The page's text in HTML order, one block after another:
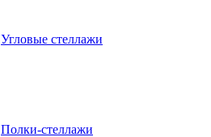
Угловые стеллажи
Полки-стеллажи